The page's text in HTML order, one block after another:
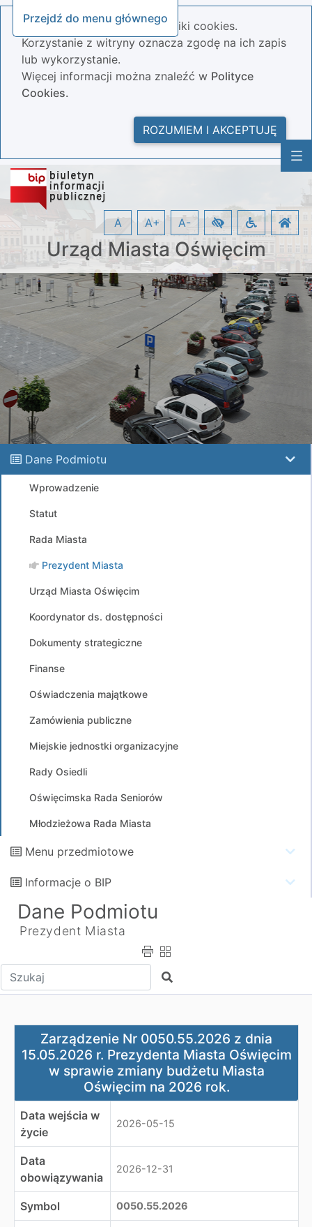
Przejdź do menu głównego
Nasza strona wykorzystuje pliki cookies.
Korzystanie z witryny oznacza zgodę na ich zapis
lub wykorzystanie.
Więcej informacji można znaleźć w Polityce
Cookies.
ROZUMIEM I AKCEPTUJĘ
Urząd Miasta Oświęcim
A A+ A-
Dane Podmiotu
Wprowadzenie
Statut
Rada Miasta
Prezydent Miasta
Urząd Miasta Oświęcim
Koordynator ds. dostępności
Dokumenty strategiczne
Finanse
Oświadczenia majątkowe
Zamówienia publiczne
Miejskie jednostki organizacyjne
Rady Osiedli
Oświęcimska Rada Seniorów
Młodzieżowa Rada Miasta
Menu przedmiotowe
Informacje o BIP
Dane Podmiotu
Prezydent Miasta
Wpisz tekst do wyszukania Szukaj
Zarządzenie Nr 0050.55.2026 z dnia 15.05.2026 r.
Zarządzenie Nr 0050.55.2026 z dnia
15.05.2026 r. Prezydenta Miasta Oświęcim
w sprawie zmiany budżetu Miasta
Oświęcim na 2026 rok.
Data wejścia w
życie
2026-05-15
Data
obowiązywania
2026-12-31
Symbol 0050.55.2026